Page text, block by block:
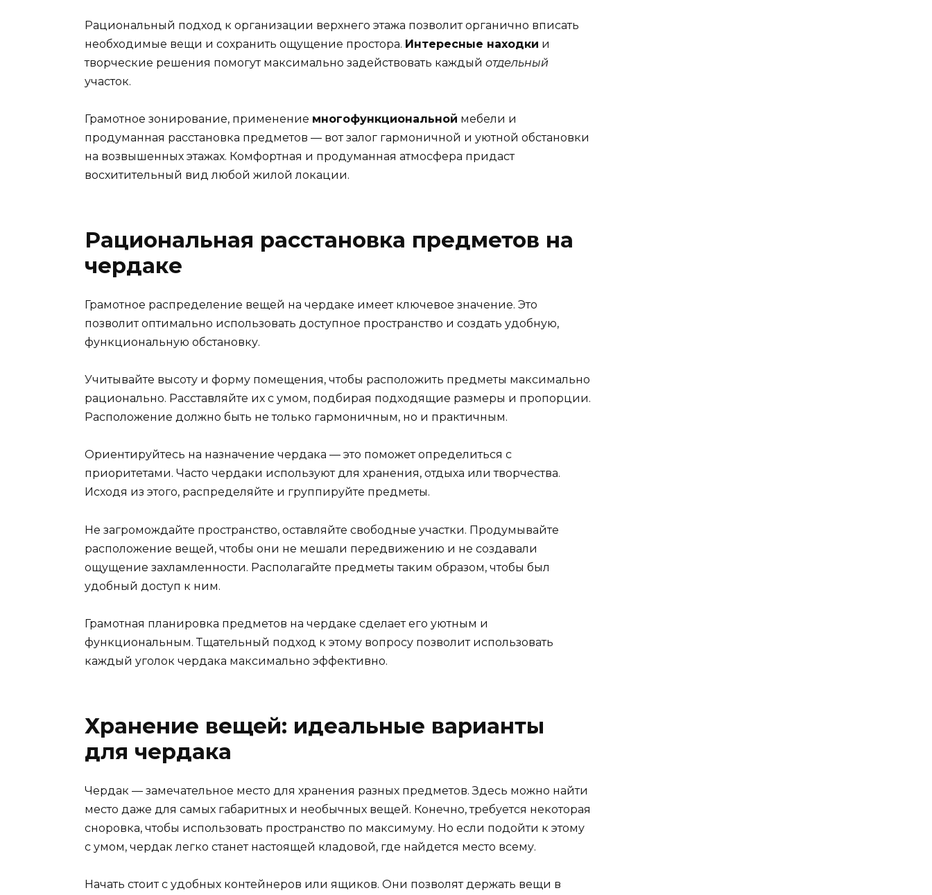
Рациональный подход к организации верхнего этажа позволит органично вписать
необходимые вещи и сохранить ощущение простора. Интересные находки и
творческие решения помогут максимально задействовать каждый отдельный
участок.
Грамотное зонирование, применение многофункциональной мебели и
продуманная расстановка предметов — вот залог гармоничной и уютной обстановки
на возвышенных этажах. Комфортная и продуманная атмосфера придаст
восхитительный вид любой жилой локации.
Рациональная расстановка предметов на
чердаке
Грамотное распределение вещей на чердаке имеет ключевое значение. Это
позволит оптимально использовать доступное пространство и создать удобную,
функциональную обстановку.
Учитывайте высоту и форму помещения, чтобы расположить предметы максимально
рационально. Расставляйте их с умом, подбирая подходящие размеры и пропорции.
Расположение должно быть не только гармоничным, но и практичным.
Ориентируйтесь на назначение чердака — это поможет определиться с
приоритетами. Часто чердаки используют для хранения, отдыха или творчества.
Исходя из этого, распределяйте и группируйте предметы.
Не загромождайте пространство, оставляйте свободные участки. Продумывайте
расположение вещей, чтобы они не мешали передвижению и не создавали
ощущение захламленности. Располагайте предметы таким образом, чтобы был
удобный доступ к ним.
Грамотная планировка предметов на чердаке сделает его уютным и
функциональным. Тщательный подход к этому вопросу позволит использовать
каждый уголок чердака максимально эффективно.
Хранение вещей: идеальные варианты
для чердака
Чердак — замечательное место для хранения разных предметов. Здесь можно найти
место даже для самых габаритных и необычных вещей. Конечно, требуется некоторая
сноровка, чтобы использовать пространство по максимуму. Но если подойти к этому
с умом, чердак легко станет настоящей кладовой, где найдется место всему.
Начать стоит с удобных контейнеров или ящиков. Они позволят держать вещи в